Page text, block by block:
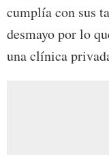
cumplía con sus
desmayo por lo
una clínica